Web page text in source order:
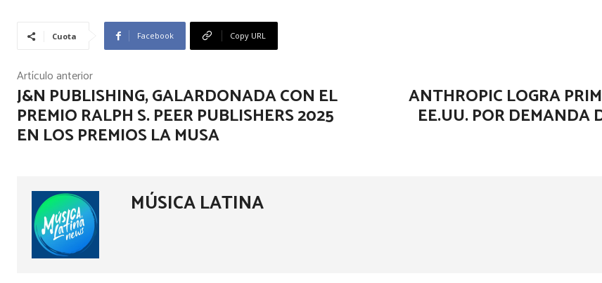
Cuota Facebook Copy URL
Artículo anterior
J&N PUBLISHING, GALARDONADA CON EL
PREMIO RALPH S. PEER PUBLISHERS 2025
EN LOS PREMIOS LA MUSA
ANTHROPIC LOGRA
EE.UU. POR DEMANDA
MÚSICA LATINA